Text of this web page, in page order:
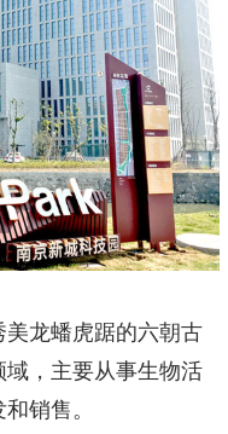
龙蟠虎踞的六朝古
，主要从事生物活
销售。